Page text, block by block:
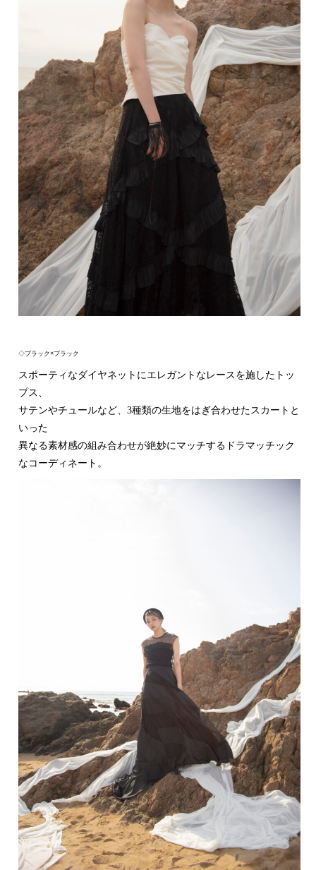
◇ブラック×ブラック
スポーティなダイヤネットにエレガントなレースを施したトッ
プス、
サテンやチュールなど、3種類の生地をはぎ合わせたスカートと
いった
異なる素材感の組み合わせが絶妙にマッチするドラマッチック
なコーディネート。